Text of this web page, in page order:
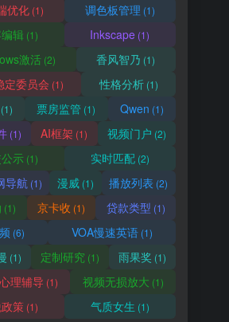
优化 (1) 调色板管理 (1)
辑 (1) Inkscape (1)
激活(2) 香风智乃 (1)
定委员会 (1) 性格分析(1)
(1) 票房监管 (1) Qwen (1)
(1) AI框架 (1) 视频门户 (2)
示 (1) 实时匹配 (2)
导航 (1) 漫威(1) 播放列表 (2)
(1) 京卡收 (1) 贷款类型 (1)
(6) VOA慢速英语(1)
(1) 定制研究 (1) 雨果奖 (1)
理辅导 (1) 视频无损放大 (1)
策 (1) 气质女生 (1)